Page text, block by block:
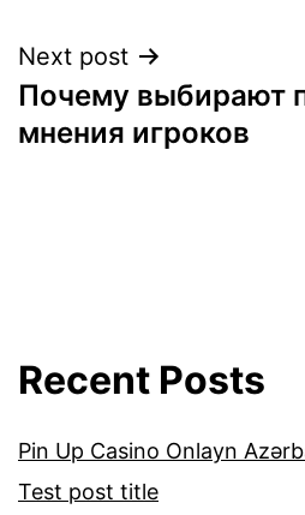
Next post
Почему выбирают
мнения игроков
Recent Posts
Pin Up Casino Onlayn
Test post title